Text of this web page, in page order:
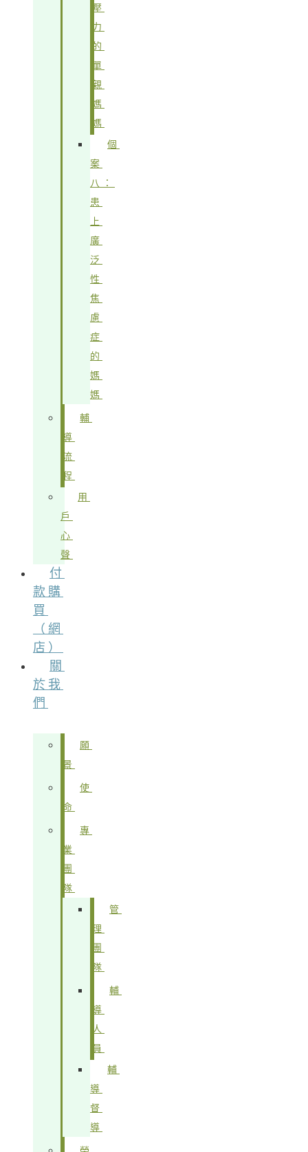
壓
力
的
單
親
媽
媽
個
案
八：
患
上
廣
泛
性
焦
慮
症
的
媽
媽
輔
導
流
程
用
戶
心
聲
付
款購
買
（網
店）
關
於我
們
願
景
使
命
專
業
團
隊
管
理
團
隊
輔
導
人
員
輔
導
督
導